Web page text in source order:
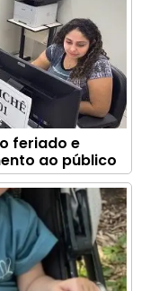
feriado e
ao público